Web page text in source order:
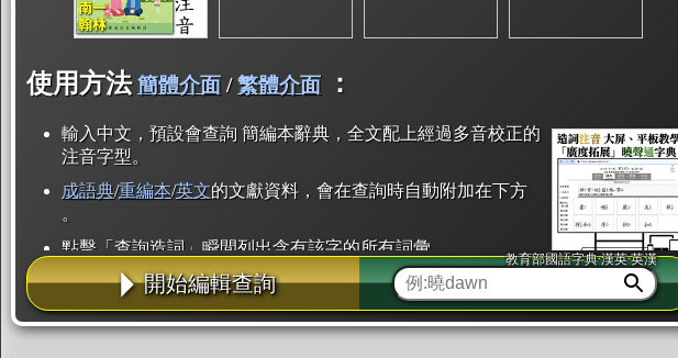
使用方法 簡體介面/繁體介面 ：
輸入中文，預設會查詢 簡編本辭典，全文配上經過多音校正的
注音字型。
成語典/重編本/英文的文獻資料，會在查詢時自動附加在下方
。
點擊「查詢造詞」瞬間列出含有該字的所有詞彙。
點「部首」瞬間列出所有「同部首字」。也支援查詢「同注音」或「同筆畫」。
辭典解釋的全文都經過自動斷詞，點擊便可瞬間「連續查詢」此字詞的解釋，不
用手動重複輸入。
開始編輯查詢
教育部國語字典·漢英·英漢